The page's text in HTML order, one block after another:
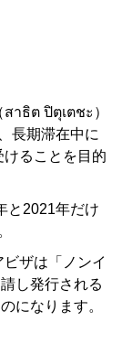
าธิต ปิตุเตชะ）
長期滞在中に
ることを目的
と2021年だけ
ザは「ノンイ
し発行される
になります。